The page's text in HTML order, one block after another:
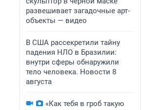
развешивает загадочные арт-
объекты — видео
В США рассекретили тайну
падения НЛО в Бразилии:
внутри сферы обнаружили
тело человека. Новости 8
августа
«Как тебя в гроб такую